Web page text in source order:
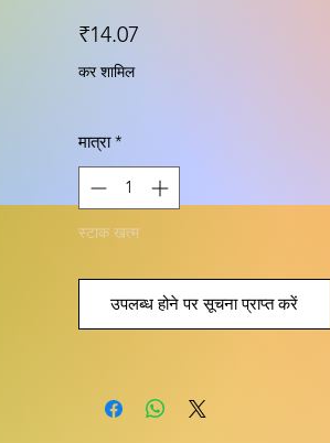
₹14.07मूल्य
कर शामिल
मात्रा *
स्टाक खत्म
उपलब्ध होने पर सूचना प्राप्त करें